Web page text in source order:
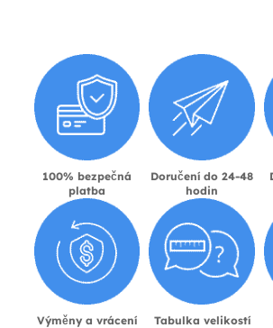
100% bezpečná
platba
Doručení do 24-48
hodin
Výměny a vrácení Tabulka velikostí